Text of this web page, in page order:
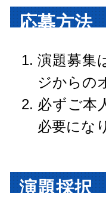
応募方法
演題募集
ジからの
必ずご本
必要にな
演題採択